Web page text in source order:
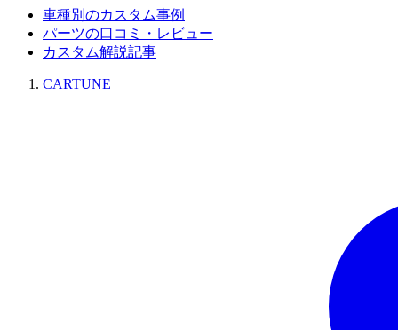
車種別のカスタム事例
パーツの口コミ・レビュー
カスタム解説記事
CARTUNE